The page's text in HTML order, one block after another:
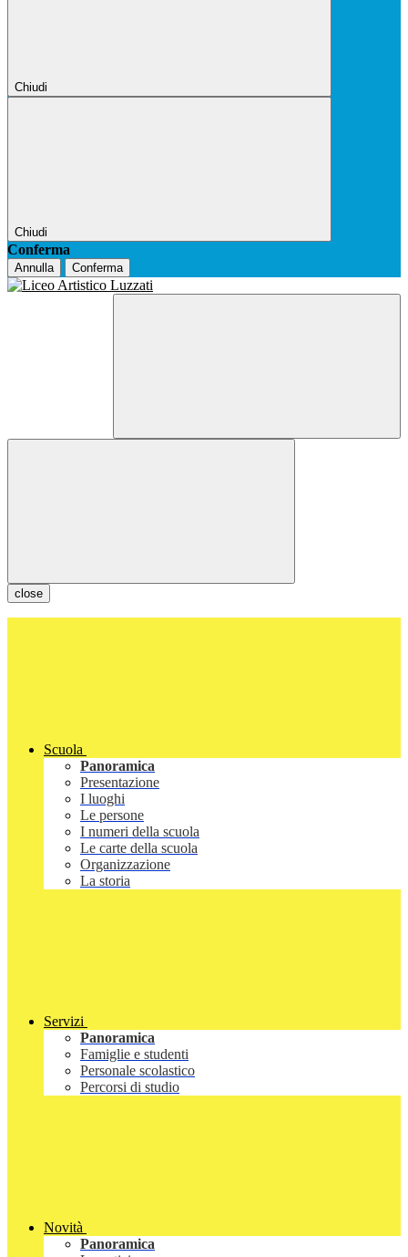
Chiudi
Chiudi
Conferma
Annulla Conferma
close
Scuola
Panoramica
Presentazione
I luoghi
Le persone
I numeri della scuola
Le carte della scuola
Organizzazione
La storia
Servizi
Panoramica
Famiglie e studenti
Personale scolastico
Percorsi di studio
Novità
Panoramica